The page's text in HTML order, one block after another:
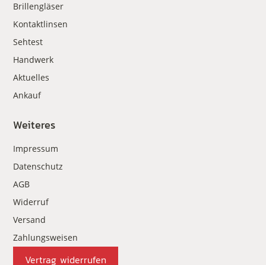
Brillengläser
Kontaktlinsen
Sehtest
Handwerk
Aktuelles
Ankauf
Weiteres
Impressum
Datenschutz
AGB
Widerruf
Versand
Zahlungsweisen
Vertrag widerrufen